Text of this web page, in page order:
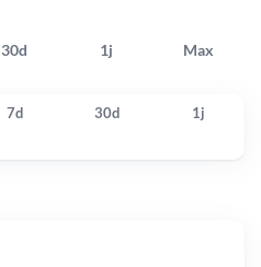
30d 1j Max
7d 30d 1j